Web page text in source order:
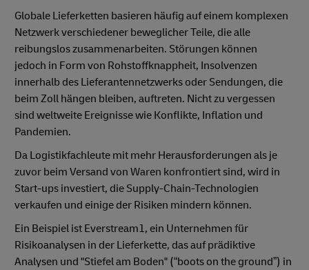
Globale Lieferketten basieren häufig auf einem komplexen
Netzwerk verschiedener beweglicher Teile, die alle
reibungslos zusammenarbeiten. Störungen können
jedoch in Form von Rohstoffknappheit, Insolvenzen
innerhalb des Lieferantennetzwerks oder Sendungen, die
beim Zoll hängen bleiben, auftreten. Nicht zu vergessen
sind weltweite Ereignisse wie Konflikte, Inflation und
Pandemien.
Da Logistikfachleute mit mehr Herausforderungen als je
zuvor beim Versand von Waren konfrontiert sind, wird in
Start-ups investiert, die Supply-Chain-Technologien
verkaufen und einige der Risiken mindern können.
Ein Beispiel ist Everstream1, ein Unternehmen für
Risikoanalysen in der Lieferkette, das auf prädiktive
Analysen und "Stiefel am Boden" (“boots on the ground”) in